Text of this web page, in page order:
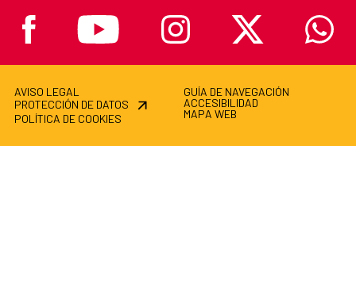
FacebookYoutube Instagram X
AVISO LEGAL
PROTECCIÓN DE DATOS
POLÍTICA DE COOKIES
GUÍA DE NAVEGACIÓN
ACCESIBILIDAD
MAPA WEB